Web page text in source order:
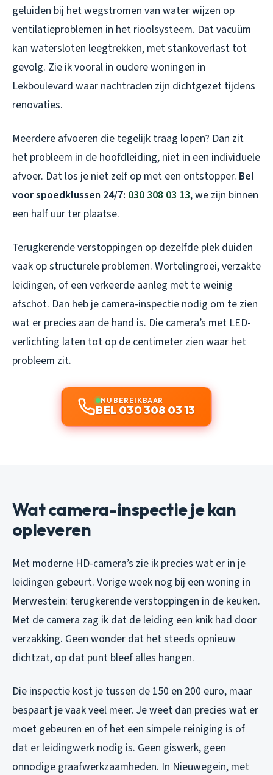
geluiden bij het wegstromen van water wijzen op
ventilatieproblemen in het rioolsysteem. Dat vacuüm
kan watersloten leegtrekken, met stankoverlast tot
gevolg. Zie ik vooral in oudere woningen in
Lekboulevard waar nachtraden zijn dichtgezet tijdens
renovaties.
Meerdere afvoeren die tegelijk traag lopen? Dan zit
het probleem in de hoofdleiding, niet in een individuele
afvoer. Dat los je niet zelf op met een ontstopper. Bel
voor spoedklussen 24/7: 030 308 03 13, we zijn binnen
een half uur ter plaatse.
Terugkerende verstoppingen op dezelfde plek duiden
vaak op structurele problemen. Wortelingroei, verzakte
leidingen, of een verkeerde aanleg met te weinig
afschot. Dan heb je camera-inspectie nodig om te zien
wat er precies aan de hand is. Die camera’s met LED-
verlichting laten tot op de centimeter zien waar het
probleem zit.
NU BEREIKBAAR
BEL 030 308 03 13
Wat camera-inspectie je kan
opleveren
Met moderne HD-camera’s zie ik precies wat er in je
leidingen gebeurt. Vorige week nog bij een woning in
Merwestein: terugkerende verstoppingen in de keuken.
Met de camera zag ik dat de leiding een knik had door
verzakking. Geen wonder dat het steeds opnieuw
dichtzat, op dat punt bleef alles hangen.
Die inspectie kost je tussen de 150 en 200 euro, maar
bespaart je vaak veel meer. Je weet dan precies wat er
moet gebeuren en of het een simpele reiniging is of
dat er leidingwerk nodig is. Geen giswerk, geen
onnodige graafwerkzaamheden. In Nieuwegein, met